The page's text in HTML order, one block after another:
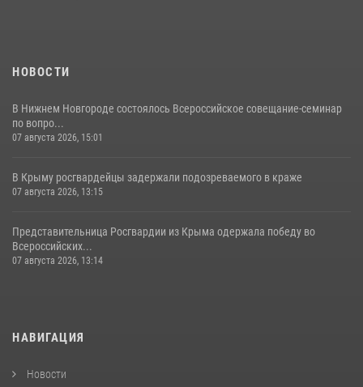
НОВОСТИ
В Нижнем Новгороде состоялось Всероссийское совещание-семинар
по вопро...
07 августа 2026, 15:01
В Крыму росгвардейцы задержали подозреваемого в краже
07 августа 2026, 13:15
Представительница Росгвардии из Крыма одержала победу во
Всероссийских...
07 августа 2026, 13:14
НАВИГАЦИЯ
Новости